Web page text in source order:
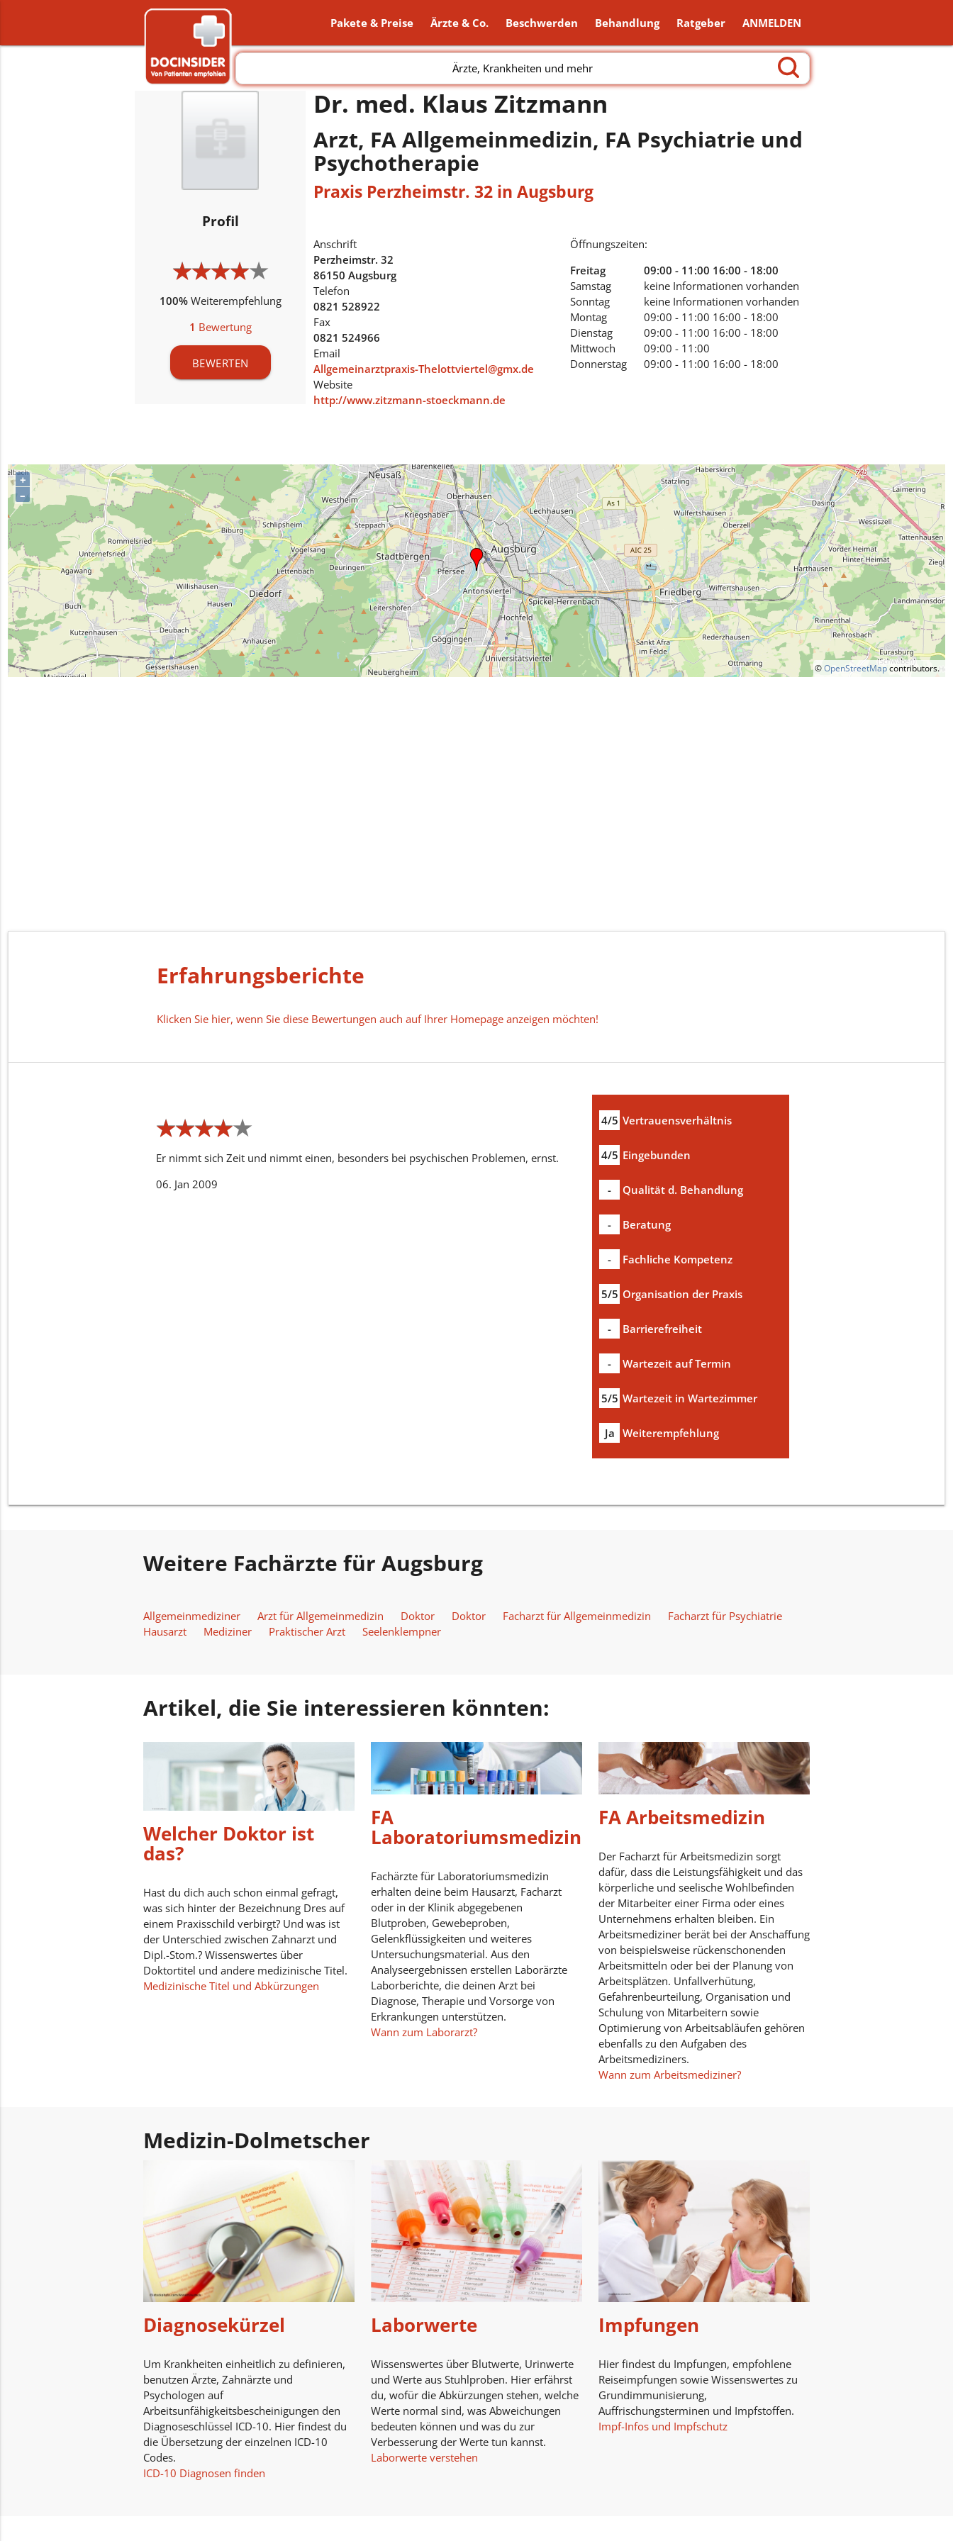
Pakete & Preise Ärzte & Co. Beschwerden Behandlung Ratgeber ANMELDEN
Ärzte, Krankheiten und mehr
Profil
★★★★★
★★★★★
100%Weiterempfehlung
1 Bewertung
BEWERTEN
Dr. med. Klaus Zitzmann
Arzt, FA Allgemeinmedizin, FA Psychiatrie und
Psychotherapie
Praxis Perzheimstr. 32 in Augsburg
Anschrift
Perzheimstr. 32
86150 Augsburg
Telefon
0821 528922
Fax
0821 524966
Email
Allgemeinarztpraxis-Thelottviertel@gmx.de
Website
http://www.zitzmann-stoeckmann.de
Öffnungszeiten:
Freitag
09:00 - 11:00 16:00 - 18:00
Samstag
keine Informationen vorhanden
Sonntag
keine Informationen vorhanden
Montag
09:00 - 11:00 16:00 - 18:00
Dienstag
09:00 - 11:00 16:00 - 18:00
Mittwoch
09:00 - 11:00
Donnerstag
09:00 - 11:00 16:00 - 18:00
+
–
©OpenStreetMapcontributors.
Erfahrungsberichte
Klicken Sie hier, wenn Sie diese Bewertungen auch auf Ihrer Homepage anzeigen möchten!
4/5 Vertrauensverhältnis
4/5 Eingebunden
- Qualität d. Behandlung
- Beratung
- Fachliche Kompetenz
5/5 Organisation der Praxis
- Barrierefreiheit
- Wartezeit auf Termin
5/5 Wartezeit in Wartezimmer
Ja Weiterempfehlung
★★★★★
★★★★★
Er nimmt sich Zeit und nimmt einen, besonders bei psychischen Problemen, ernst.
06. Jan 2009
Weitere Fachärzte für Augsburg
Allgemeinmediziner Arzt für Allgemeinmedizin Doktor Doktor Facharzt für Allgemeinmedizin
Facharzt für Psychiatrie
Hausarzt
Mediziner Praktischer Arzt Seelenklempner
Artikel, die Sie interessieren könnten:
Welcher Doktor ist
das?
Hast du dich auch schon einmal gefragt,
was sich hinter der Bezeichnung Dres auf
einem Praxisschild verbirgt? Und was ist
der Unterschied zwischen Zahnarzt und
Dipl.-Stom.? Wissenswertes über
Doktortitel und andere medizinische Titel.
Medizinische Titel und Abkürzungen
FA
Laboratoriumsmedizin
Fachärzte für Laboratoriumsmedizin
erhalten deine beim Hausarzt, Facharzt
oder in der Klinik abgegebenen
Blutproben, Gewebeproben,
Gelenkflüssigkeiten und weiteres
Untersuchungsmaterial. Aus den
Analyseergebnissen erstellen Laborärzte
Laborberichte, die deinen Arzt bei
Diagnose, Therapie und Vorsorge von
Erkrankungen unterstützen.
Wann zum Laborarzt?
FA Arbeitsmedizin
Der Facharzt für Arbeitsmedizin sorgt
dafür, dass die Leistungsfähigkeit und das
körperliche und seelische Wohlbefinden
der Mitarbeiter einer Firma oder eines
Unternehmens erhalten bleiben. Ein
Arbeitsmediziner berät bei der Anschaffung
von beispielsweise rückenschonenden
Arbeitsmitteln oder bei der Planung von
Arbeitsplätzen. Unfallverhütung,
Gefahrenbeurteilung, Organisation und
Schulung von Mitarbeitern sowie
Optimierung von Arbeitsabläufen gehören
ebenfalls zu den Aufgaben des
Arbeitsmediziners.
Wann zum Arbeitsmediziner?
Medizin-Dolmetscher
Diagnosekürzel
Um Krankheiten einheitlich zu definieren,
benutzen Ärzte, Zahnärzte und
Psychologen auf
Arbeitsunfähigkeitsbescheinigungen den
Diagnoseschlüssel ICD-10. Hier findest du
die Übersetzung der einzelnen ICD-10
Codes.
ICD-10 Diagnosen finden
Laborwerte
Wissenswertes über Blutwerte, Urinwerte
und Werte aus Stuhlproben. Hier erfährst
du, wofür die Abkürzungen stehen, welche
Werte normal sind, was Abweichungen
bedeuten können und was du zur
Verbesserung der Werte tun kannst.
Laborwerte verstehen
Impfungen
Hier findest du Impfungen, empfohlene
Reiseimpfungen sowie Wissenswertes zu
Grundimmunisierung,
Auffrischungsterminen und Impfstoffen.
Impf-Infos und Impfschutz